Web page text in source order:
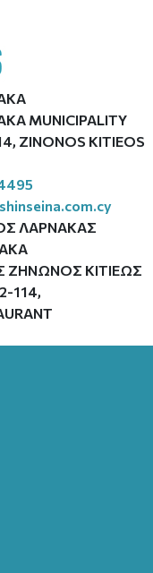
MUNICIPALITY
ZINONOS KITIEOS
ΛΑΡΝΑΚΑΣ
ΚΙΤΙΕΩΣ
114,